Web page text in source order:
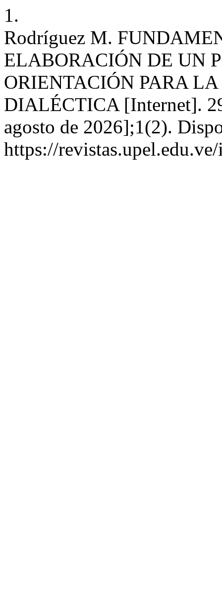
1.
Rodríguez M.
ELABORACIÓN DE UN
ORIENTACIÓN PARA
DIALÉCTICA [Internet].
agosto de 2026];1(2).
https://